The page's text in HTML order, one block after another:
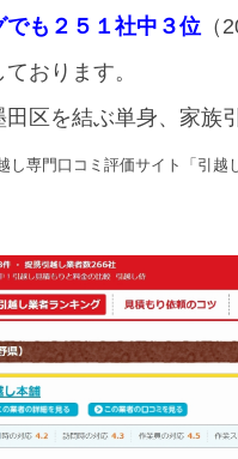
も２５１社中３位 （
おります。
区を結ぶ単身、家族
し専門口コミ評価サイト「引越